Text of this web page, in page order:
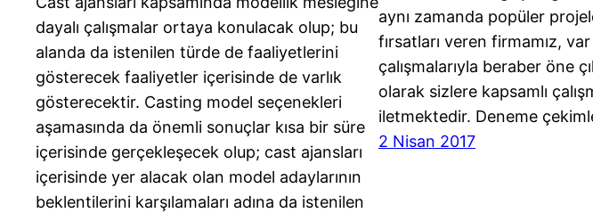
dayalı çalışmalar ortaya konulacak olup; bu
alanda da istenilen türde de faaliyetlerini
gösterecek faaliyetler içerisinde de varlık
gösterecektir. Casting model seçenekleri
aşamasında da önemli sonuçlar kısa bir süre
içerisinde gerçekleşecek olup; cast ajansları
içerisinde yer alacak olan model adaylarının
beklentilerini karşılamaları adına da istenilen
aynı zamanda popüler
fırsatları veren firmamız,
çalışmalarıyla beraber öne
olarak sizlere kapsamlı
iletmektedir. Deneme
2 Nisan 2017